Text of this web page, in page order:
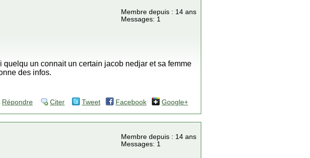
Membre depuis : 14 ans
Messages: 1
un connait un certain jacob nedjar et sa femme
des infos.
Répondre Citer Tweet Facebook Google+
Membre depuis : 14 ans
Messages: 1